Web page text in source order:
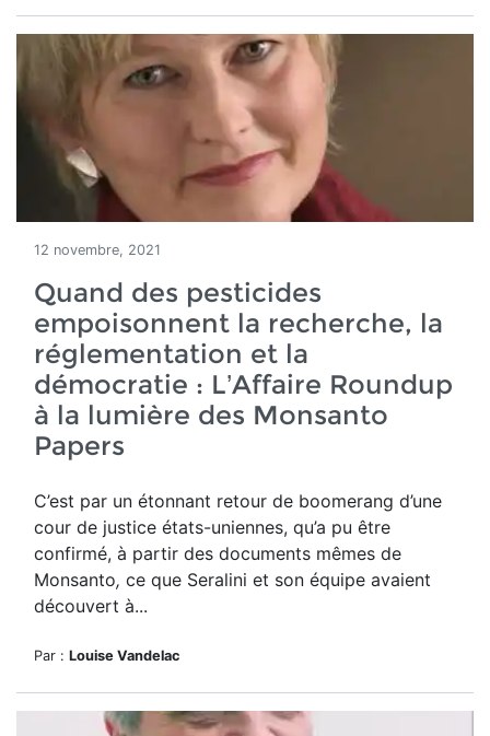
12 novembre, 2021
Quand des pesticides
empoisonnent la recherche, la
réglementation et la
démocratie : L’Affaire Roundup
à la lumière des Monsanto
Papers
C’est par un étonnant retour de boomerang d’une
cour de justice états-uniennes, qu’a pu être
confirmé, à partir des documents mêmes de
Monsanto, ce que Seralini et son équipe avaient
découvert à...
Par : Louise Vandelac